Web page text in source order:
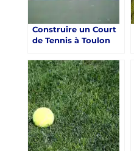
Construire un Court
de Tennis à Toulon
Retraite Sportive